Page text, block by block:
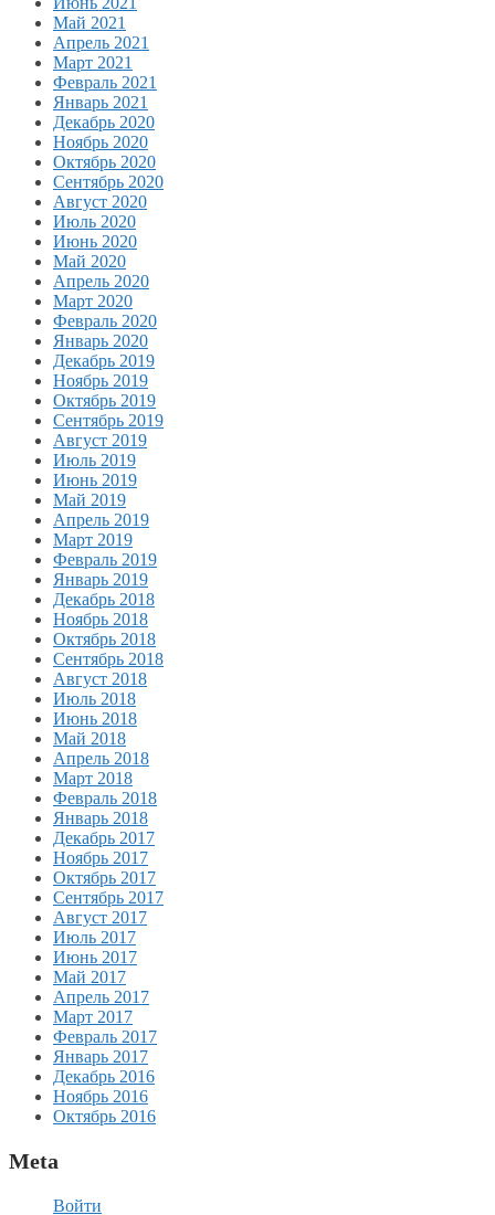
Май 2021
Апрель 2021
Март 2021
Февраль 2021
Январь 2021
Декабрь 2020
Ноябрь 2020
Октябрь 2020
Сентябрь 2020
Август 2020
Июль 2020
Июнь 2020
Май 2020
Апрель 2020
Март 2020
Февраль 2020
Январь 2020
Декабрь 2019
Ноябрь 2019
Октябрь 2019
Сентябрь 2019
Август 2019
Июль 2019
Июнь 2019
Май 2019
Апрель 2019
Март 2019
Февраль 2019
Январь 2019
Декабрь 2018
Ноябрь 2018
Октябрь 2018
Сентябрь 2018
Август 2018
Июль 2018
Июнь 2018
Май 2018
Апрель 2018
Март 2018
Февраль 2018
Январь 2018
Декабрь 2017
Ноябрь 2017
Октябрь 2017
Сентябрь 2017
Август 2017
Июль 2017
Июнь 2017
Май 2017
Апрель 2017
Март 2017
Февраль 2017
Январь 2017
Декабрь 2016
Ноябрь 2016
Октябрь 2016
Meta
Войти